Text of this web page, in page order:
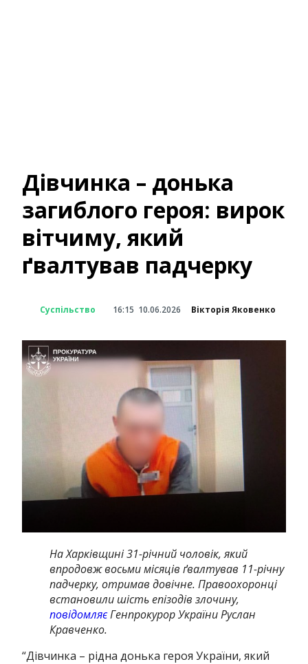
Дівчинка – донька
загиблого героя: вирок
вітчиму, який
ґвалтував падчерку
Суспільство 16:15 10.06.2026 Вікторія Яковенко
На Харківщині 31-річний чоловік, який
впродовж восьми місяців ґвалтував 11-річну
падчерку, отримав довічне. Правоохоронці
встановили шість епізодів злочину,
повідомляєГенпрокурор України Руслан
Кравченко.
“Дівчинка – рідна донька героя України, який